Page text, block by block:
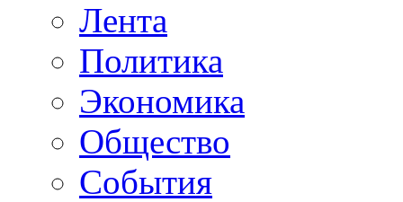
Лента
Политика
Экономика
Общество
События